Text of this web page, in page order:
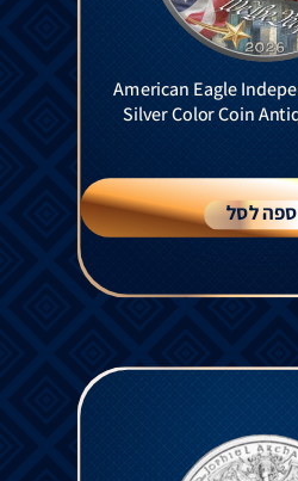
American Eagle
Silver Color Coin
לסל